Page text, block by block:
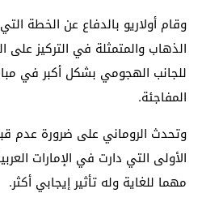
وقام أولاريو بالدفاع عن الخطة
الذهاب والمتمثلة في التركيز على
للجانب الهجومي بشكل أكبر في
المفاجئة.
وتحدث الروماني على ضرورة عدم
الأولى التي دارت في الإمارات
مهما للغاية وله تأثير إيجابي أكثر.